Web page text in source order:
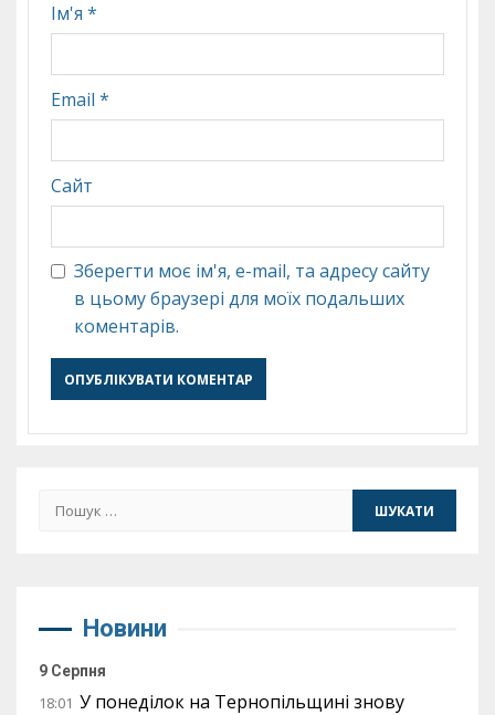
Ім'я *
Email *
Сайт
Зберегти моє ім'я, e-mail, та адресу сайту
в цьому браузері для моїх подальших
коментарів.
Пошук:
Новини
9 Серпня
18:01 У понеділок на Тернопільщині знову